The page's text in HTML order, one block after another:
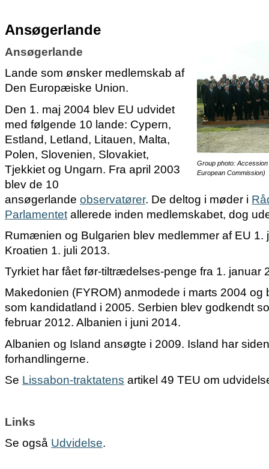
Ansøgerlande
Group photo:
European Commission)
Ansøgerlande
Lande som ønsker medlemskab af
Den Europæiske Union.
Den 1. maj 2004 blev EU udvidet
med følgende 10 lande: Cypern,
Estland, Letland, Litauen, Malta,
Polen, Slovenien, Slovakiet,
Tjekkiet og Ungarn. Fra april 2003
blev de 10
ansøgerlande observatører. De deltog i møder i
Parlamentet allerede inden medlemskabet, dog
Rumænien og Bulgarien blev medlemmer af EU 1.
Kroatien 1. juli 2013.
Tyrkiet har fået før-tiltrædelses-penge fra 1. januar
Makedonien (FYROM) anmodede i marts 2004 og
som kandidatland i 2005. Serbien blev godkendt
februar 2012. Albanien i juni 2014.
Albanien og Island ansøgte i 2009. Island har
forhandlingerne.
Se Lissabon-traktatens artikel 49 TEU om
Links
Se også Udvidelse.